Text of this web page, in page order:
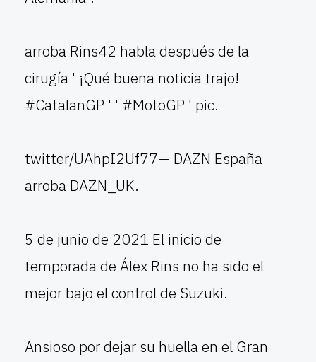
arroba Rins42 habla después de la
cirugía ' ¡Qué buena noticia trajo!
#CatalanGP ' ' #MotoGP ' pic.
twitter/UAhpI2Uf77— DAZN España
arroba DAZN_UK.
5 de junio de 2021 El inicio de
temporada de Álex Rins no ha sido el
mejor bajo el control de Suzuki.
Ansioso por dejar su huella en el Gran